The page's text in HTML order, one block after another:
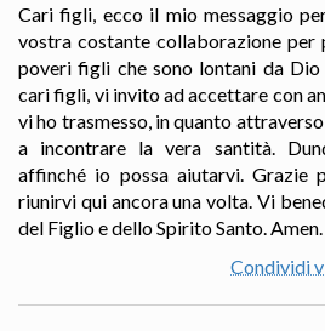
Cari figli, ecco il mio messaggio
vostra costante collaborazione
poveri figli che sono lontani da
cari figli, vi invito ad accettare con
vi ho trasmesso, in quanto
a incontrare la vera santità.
affinché io possa aiutarvi. Grazie
riunirvi qui ancora una volta. Vi
del Figlio e dello Spirito Santo.
Condividi